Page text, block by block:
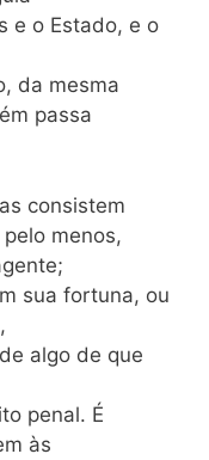
e o Estado, e o
da mesma
passa
consistem
menos,
sua fortuna, ou
algo de que
penal. É
às